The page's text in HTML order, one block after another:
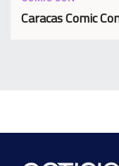
Caracas Comic